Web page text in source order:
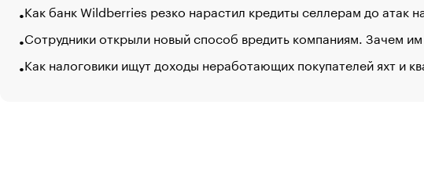
Как банк Wildberries резко нарастил кредиты селлерам до атак
Сотрудники открыли новый способ вредить компаниям. Зачем
Как налоговики ищут доходы неработающих покупателей яхт и